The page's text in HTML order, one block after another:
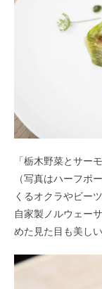
「栃木野菜とサー
（写真はハーフポ
くるオクラやビー
自家製ノルウェー
めた見た目も美しい